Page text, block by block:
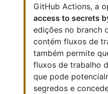
GitHub Actions, a
access to secrets
edições no branch
contém fluxos de
também permite
fluxos de trabalho
que pode
segredos e